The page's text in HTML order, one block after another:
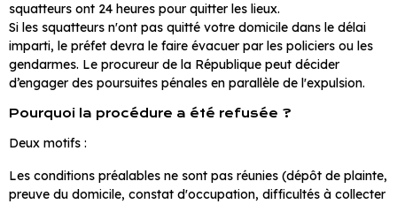
squatteurs ont 24 heures pour quitter les lieux.
Si les squatteurs n'ont pas quitté votre domicile dans le délai
imparti, le préfet devra le faire évacuer par les policiers ou les
gendarmes. Le procureur de la République peut décider
d’engager des poursuites pénales en parallèle de l'expulsion.
Pourquoi la procédure a été refusée ?
Deux motifs :
Les conditions préalables ne sont pas réunies (dépôt de plainte,
preuve du domicile, constat d'occupation, difficultés à collecter